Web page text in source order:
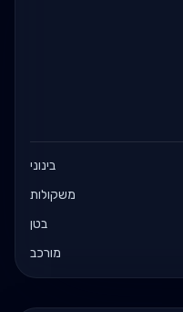
בינוני
משקולות
בטן
מורכב